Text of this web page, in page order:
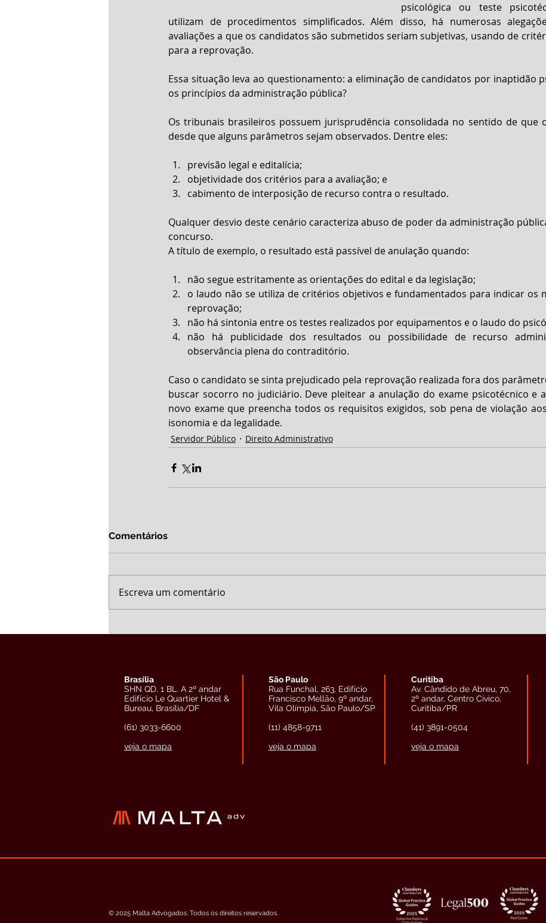
psicológica ou teste
utilizam de procedimentos simplificados. Além disso, há numerosas
avaliações a que os candidatos são submetidos seriam subjetivas, usando de
para a reprovação.
Essa situação leva ao questionamento: a eliminação de candidatos por inaptidão
os princípios da administração pública?
Os tribunais brasileiros possuem jurisprudência consolidada no sentido de que
desde que alguns parâmetros sejam observados. Dentre eles:
previsão legal e editalícia;
objetividade dos critérios para a avaliação; e
cabimento de interposição de recurso contra o resultado.
Qualquer desvio deste cenário caracteriza abuso de poder da administração
concurso.
A título de exemplo, o resultado está passível de anulação quando:
não segue estritamente as orientações do edital e da legislação;
o laudo não se utiliza de critérios objetivos e fundamentados para indicar os
reprovação;
não há sintonia entre os testes realizados por equipamentos e o laudo do
não há publicidade dos resultados ou possibilidade de recurso
observância plena do contraditório.
Caso o candidato se sinta prejudicado pela reprovação realizada fora dos
buscar socorro no judiciário. Deve pleitear a anulação do exame psicotécnico e
novo exame que preencha todos os requisitos exigidos, sob pena de violação
isonomia e da legalidade.
Servidor Público Direito Administrativo
Comentários
Escreva um comentário
Brasília
SHN QD. 1 BL. A 2º andar
Edifício Le Quartier Hotel &
Bureau, Brasília/DF
(61) 3033-6600
veja o mapa
São Paulo
Rua Funchal, 263, Edifício
Francisco Mellão, 9º andar,
Vila Olímpia, São Paulo/SP
(11) 4858-9711
veja o mapa
Curitiba
Av. Cândido de Abreu, 70,
2º andar, Centro Cívico,
Curitiba/PR
(41) 3891-0504
veja o mapa
© 2025 Malta Advogados. Todos os direitos reservados.